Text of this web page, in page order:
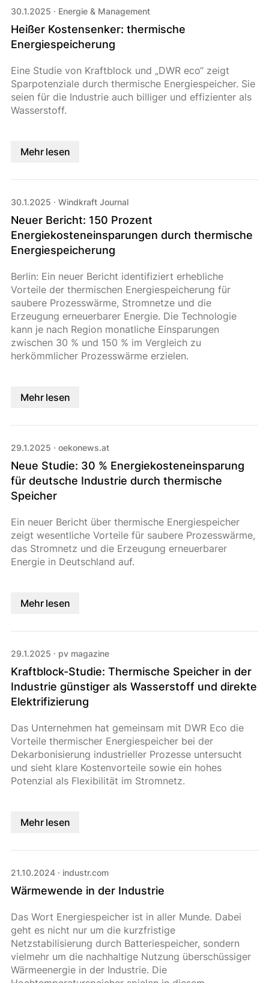
30.1.2025 · Energie & Management
Heißer Kostensenker: thermische
Energiespeicherung
Eine Studie von Kraftblock und „DWR eco“ zeigt
Sparpotenziale durch thermische Energiespeicher. Sie
seien für die Industrie auch billiger und effizienter als
Wasserstoff.
Mehr lesen
30.1.2025 · Windkraft Journal
Neuer Bericht: 150 Prozent
Energiekosteneinsparungen durch thermische
Energiespeicherung
Berlin: Ein neuer Bericht identifiziert erhebliche
Vorteile der thermischen Energiespeicherung für
saubere Prozesswärme, Stromnetze und die
Erzeugung erneuerbarer Energie. Die Technologie
kann je nach Region monatliche Einsparungen
zwischen 30 % und 150 % im Vergleich zu
herkömmlicher Prozesswärme erzielen.
Mehr lesen
29.1.2025 · oekonews.at
Neue Studie: 30 % Energiekosteneinsparung
für deutsche Industrie durch thermische
Speicher
Ein neuer Bericht über thermische Energiespeicher
zeigt wesentliche Vorteile für saubere Prozesswärme,
das Stromnetz und die Erzeugung erneuerbarer
Energie in Deutschland auf.
Mehr lesen
29.1.2025 · pv magazine
Kraftblock-Studie: Thermische Speicher in der
Industrie günstiger als Wasserstoff und direkte
Elektrifizierung
Das Unternehmen hat gemeinsam mit DWR Eco die
Vorteile thermischer Energiespeicher bei der
Dekarbonisierung industrieller Prozesse untersucht
und sieht klare Kostenvorteile sowie ein hohes
Potenzial als Flexibilität im Stromnetz.
Mehr lesen
21.10.2024 · industr.com
Wärmewende in der Industrie
Das Wort Energiespeicher ist in aller Munde. Dabei
geht es nicht nur um die kurzfristige
Netzstabilisierung durch Batteriespeicher, sondern
vielmehr um die nachhaltige Nutzung überschüssiger
Wärmeenergie in der Industrie. Die